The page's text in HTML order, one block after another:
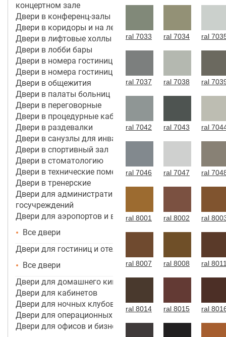
концертном зале
Двери в конференц-залы
Двери в коридоры и на лестничные марши
Двери в лифтовые холлы
Двери в лобби бары
Двери в номера гостиницы 3*
Двери в номера гостиницы 4*-5*
Двери в общежития
Двери в палаты больниц
Двери в переговорные
Двери в процедурные кабинеты
Двери в раздевалки
Двери в санузлы для инвалидов
Двери в спортивный зал
Двери в стоматологию
Двери в технические помещения
Двери в тренерские
Двери для административных зданий и
госучреждений
Двери для аэропортов и вокзалов
Все двери
Двери для гостиниц и отелей
Все двери
Двери для домашнего кинотеатра
Двери для кабинетов
Двери для ночных клубов
Двери для операционных
Двери для офисов и бизнес центров
ral 7033 ral 7034 ral
ral 7037 ral 7038 ral
ral 7042 ral 7043 ral
ral 7046 ral 7047 ral
ral 8001 ral 8002 ral
ral 8007 ral 8008 ral
ral 8014 ral 8015 ral